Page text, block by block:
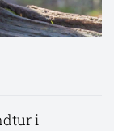
i
– 2